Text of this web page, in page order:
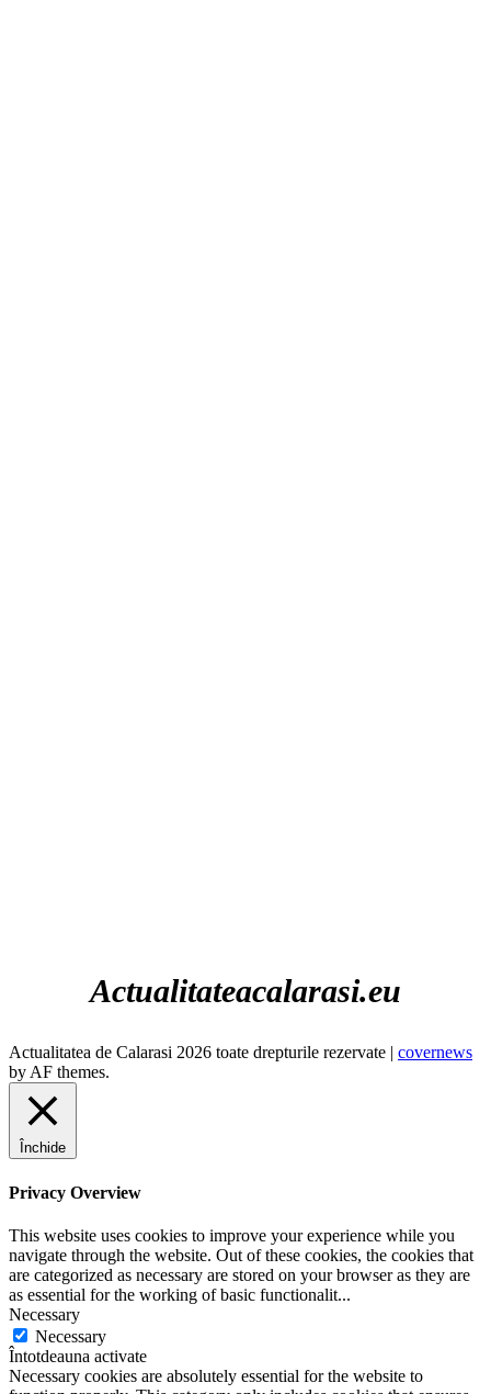
Actualitateacalarasi.eu
Actualitatea de Calarasi 2026 toate drepturile rezervate | covernews
by AF themes.
Închide
Privacy Overview
This website uses cookies to improve your experience while you
navigate through the website. Out of these cookies, the cookies that
are categorized as necessary are stored on your browser as they are
as essential for the working of basic functionalit...
Necessary
Necessary
Întotdeauna activate
Necessary cookies are absolutely essential for the website to